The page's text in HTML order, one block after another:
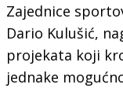
Zajednice
Dario Kulušić,
projekata koji
jednake